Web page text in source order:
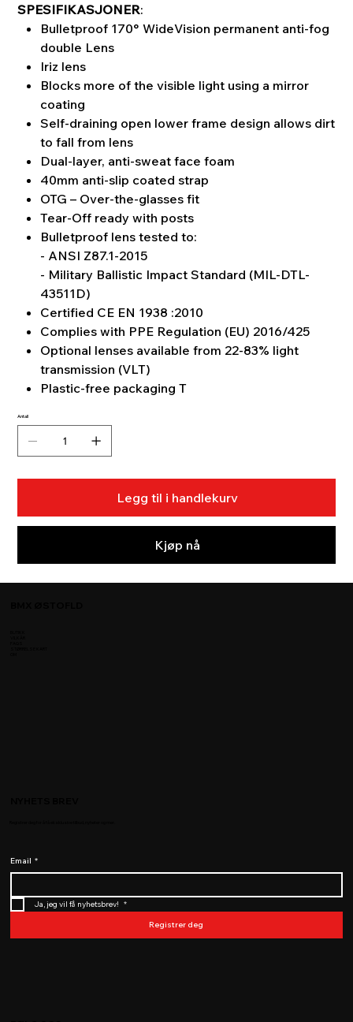
SPESIFIKASJONER:
Bulletproof 170° WideVision permanent anti-fog
double Lens
Iriz lens
Blocks more of the visible light using a mirror
coating
Self-draining open lower frame design allows dirt
to fall from lens
Dual-layer, anti-sweat face foam
40mm anti-slip coated strap
OTG – Over-the-glasses fit
Tear-Off ready with posts
Bulletproof lens tested to:
- ANSI Z87.1-2015
- Military Ballistic Impact Standard (MIL-DTL-
43511D)
Certified CE EN 1938 :2010
Complies with PPE Regulation (EU) 2016/425
Optional lenses available from 22-83% light
transmission (VLT)
Plastic-free packaging T
Antall
Legg til i handlekurv
Kjøp nå
Email *
Ja, jeg vil få nyhetsbrev! *
Registrer deg